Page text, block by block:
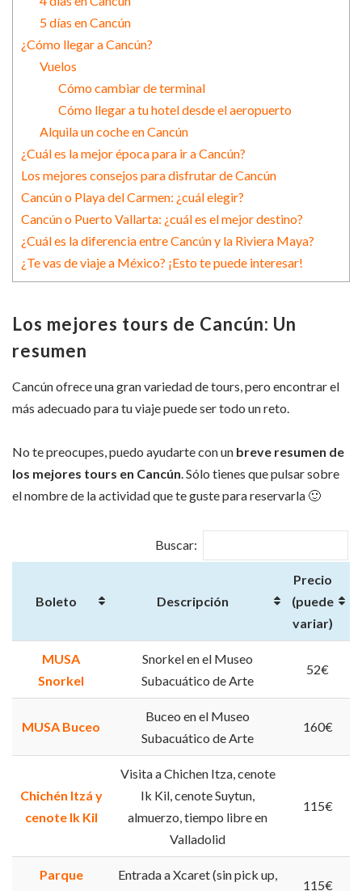
5 días en Cancún
¿Cómo llegar a Cancún?
Vuelos
Cómo cambiar de terminal
Cómo llegar a tu hotel desde el aeropuerto
Alquila un coche en Cancún
¿Cuál es la mejor época para ir a Cancún?
Los mejores consejos para disfrutar de Cancún
Cancún o Playa del Carmen: ¿cuál elegir?
Cancún o Puerto Vallarta: ¿cuál es el mejor destino?
¿Cuál es la diferencia entre Cancún y la Riviera Maya?
¿Te vas de viaje a México? ¡Esto te puede interesar!
Los mejores tours de Cancún: Un
resumen
Cancún ofrece una gran variedad de tours, pero encontrar el
más adecuado para tu viaje puede ser todo un reto.
No te preocupes, puedo ayudarte con un breve resumen de
los mejores tours en Cancún. Sólo tienes que pulsar sobre
el nombre de la actividad que te guste para reservarla 🙂
Buscar:
Boleto Descripción
Precio
(puede
variar)
MUSA
Snorkel
Snorkel en el Museo
Subacuático de Arte
52€
MUSA Buceo
Buceo en el Museo
Subacuático de Arte
160€
Chichén Itzá y
cenote Ik Kil
Visita a Chichen Itza, cenote
Ik Kil, cenote Suytun,
almuerzo, tiempo libre en
Valladolid
115€
Parque
Entrada a Xcaret (sin pick up,
115€